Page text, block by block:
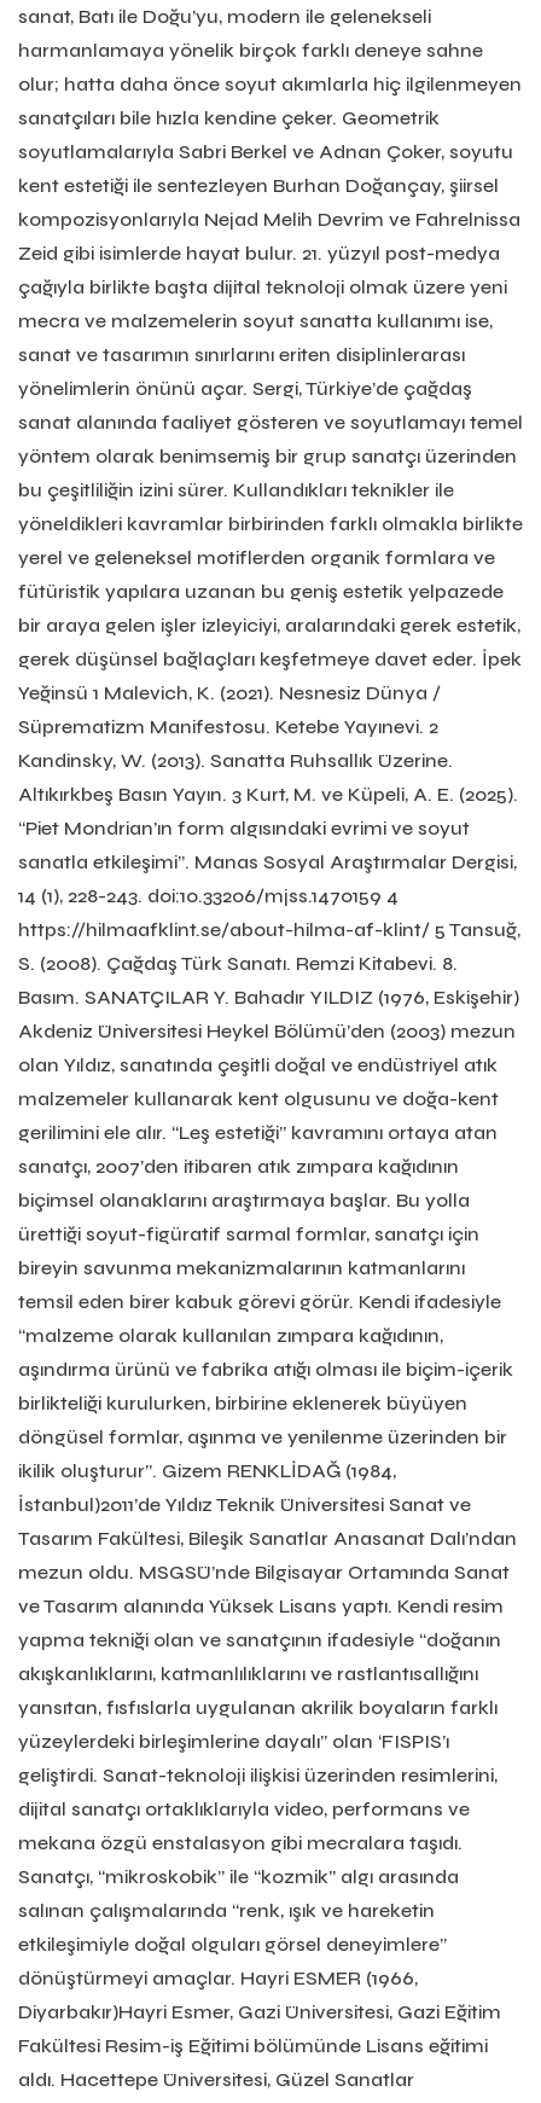
sanat, Batı ile Doğu’yu, modern ile gelenekseli
harmanlamaya yönelik birçok farklı deneye sahne
olur; hatta daha önce soyut akımlarla hiç ilgilenmeyen
sanatçıları bile hızla kendine çeker. Geometrik
soyutlamalarıyla Sabri Berkel ve Adnan Çoker, soyutu
kent estetiği ile sentezleyen Burhan Doğançay, şiirsel
kompozisyonlarıyla Nejad Melih Devrim ve Fahrelnissa
Zeid gibi isimlerde hayat bulur. 21. yüzyıl post-medya
çağıyla birlikte başta dijital teknoloji olmak üzere yeni
mecra ve malzemelerin soyut sanatta kullanımı ise,
sanat ve tasarımın sınırlarını eriten disiplinlerarası
yönelimlerin önünü açar. Sergi, Türkiye’de çağdaş
sanat alanında faaliyet gösteren ve soyutlamayı temel
yöntem olarak benimsemiş bir grup sanatçı üzerinden
bu çeşitliliğin izini sürer. Kullandıkları teknikler ile
yöneldikleri kavramlar birbirinden farklı olmakla birlikte
yerel ve geleneksel motiflerden organik formlara ve
fütüristik yapılara uzanan bu geniş estetik yelpazede
bir araya gelen işler izleyiciyi, aralarındaki gerek estetik,
gerek düşünsel bağlaçları keşfetmeye davet eder. İpek
Yeğinsü 1 Malevich, K. (2021). Nesnesiz Dünya /
Süprematizm Manifestosu. Ketebe Yayınevi. 2
Kandinsky, W. (2013). Sanatta Ruhsallık Üzerine.
Altıkırkbeş Basın Yayın. 3 Kurt, M. ve Küpeli, A. E. (2025).
“Piet Mondrian’ın form algısındaki evrimi ve soyut
sanatla etkileşimi”. Manas Sosyal Araştırmalar Dergisi,
14 (1), 228-243. doi:10.33206/mjss.1470159 4
https://hilmaafklint.se/about-hilma-af-klint/ 5 Tansuğ,
S. (2008). Çağdaş Türk Sanatı. Remzi Kitabevi. 8.
Basım. SANATÇILAR Y. Bahadır YILDIZ (1976, Eskişehir)
Akdeniz Üniversitesi Heykel Bölümü’den (2003) mezun
olan Yıldız, sanatında çeşitli doğal ve endüstriyel atık
malzemeler kullanarak kent olgusunu ve doğa-kent
gerilimini ele alır. “Leş estetiği” kavramını ortaya atan
sanatçı, 2007’den itibaren atık zımpara kağıdının
biçimsel olanaklarını araştırmaya başlar. Bu yolla
ürettiği soyut-figüratif sarmal formlar, sanatçı için
bireyin savunma mekanizmalarının katmanlarını
temsil eden birer kabuk görevi görür. Kendi ifadesiyle
“malzeme olarak kullanılan zımpara kağıdının,
aşındırma ürünü ve fabrika atığı olması ile biçim-içerik
birlikteliği kurulurken, birbirine eklenerek büyüyen
döngüsel formlar, aşınma ve yenilenme üzerinden bir
ikilik oluşturur”. Gizem RENKLİDAĞ (1984,
İstanbul)2011’de Yıldız Teknik Üniversitesi Sanat ve
Tasarım Fakültesi, Bileşik Sanatlar Anasanat Dalı’ndan
mezun oldu. MSGSÜ’nde Bilgisayar Ortamında Sanat
ve Tasarım alanında Yüksek Lisans yaptı. Kendi resim
yapma tekniği olan ve sanatçının ifadesiyle “doğanın
akışkanlıklarını, katmanlılıklarını ve rastlantısallığını
yansıtan, fısfıslarla uygulanan akrilik boyaların farklı
yüzeylerdeki birleşimlerine dayalı” olan ‘FISPIS’ı
geliştirdi. Sanat-teknoloji ilişkisi üzerinden resimlerini,
dijital sanatçı ortaklıklarıyla video, performans ve
mekana özgü enstalasyon gibi mecralara taşıdı.
Sanatçı, “mikroskobik” ile “kozmik” algı arasında
salınan çalışmalarında “renk, ışık ve hareketin
etkileşimiyle doğal olguları görsel deneyimlere”
dönüştürmeyi amaçlar. Hayri ESMER (1966,
Diyarbakır)Hayri Esmer, Gazi Üniversitesi, Gazi Eğitim
Fakültesi Resim-iş Eğitimi bölümünde Lisans eğitimi
aldı. Hacettepe Üniversitesi, Güzel Sanatlar